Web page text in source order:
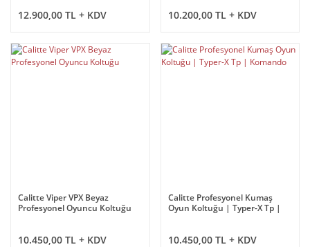
12.900,00 TL + KDV 10.200,00 TL + KDV
Calitte Viper VPX Beyaz
Profesyonel Oyuncu Koltuğu
10.450,00 TL + KDV
Calitte Profesyonel Kumaş
Oyun Koltuğu | Typer-X Tp |
10.450,00 TL + KDV